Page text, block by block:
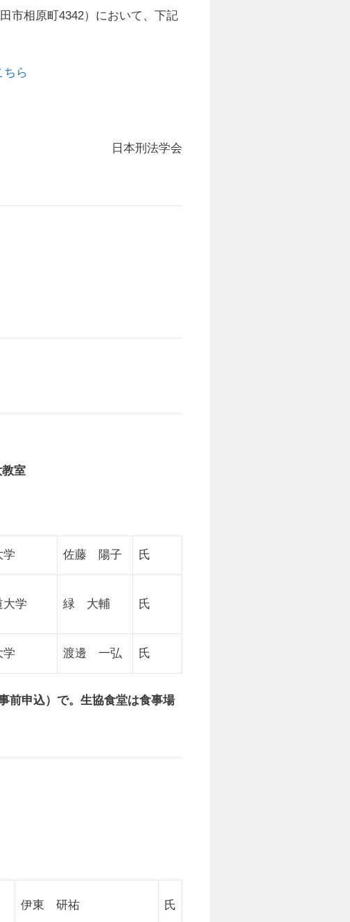
市相原町4342）において、下記
ら
日本刑法学会
室
学 佐藤 陽子 氏
大学 緑 大輔 氏
学 渡邊 一弘 氏
申込）で。生協食堂は食事場
伊東 研祐 氏